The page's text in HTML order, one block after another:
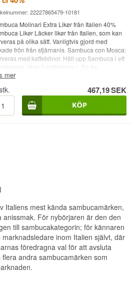
22227865479-10181
Molinari Extra Likør från Italien 40%
Likør Läcker likør från Italien, som kan
på olika sätt. Vanligtvis gjord med
frön från stjärnanis. Sambuca con Mosca:
med kaffebönor. Häll upp Sambuca i ett
lägg 3 kaffebönor i. De tre
ska symbolisera hälsa, rikedom
Häll upp Sambuca i ett konjaksglas,
3 kaffebönor i. De tre kaffebönorna ska
hälsa, rikedom och lycka. Skaka
- Sätt sedan eld på vätskan/ångorna
mer
467,19SEK
Italiens mest kända sambucamärken,
anissmak. För nybörjaren är den den
till sambucakategorin; för kännaren
inom Italien självt, där
föredragna val för att avsluta
andra sambucamärken som